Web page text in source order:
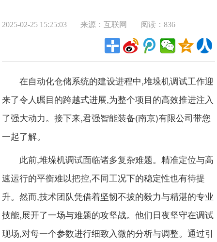
2025-02-25 15:25:03 来源：互联网 阅读：836
在自动化仓储系统的建设进程中,堆垛机调试工作迎
来了令人瞩目的跨越式进展,为整个项目的高效推进注入
了强大动力。接下来,君强智能装备(南京)有限公司带您
一起了解。
此前,堆垛机调试面临诸多复杂难题。精准定位与高
速运行的平衡难以把控,不同工况下的稳定性也有待提
升。然而,技术团队凭借着坚韧不拔的毅力与精湛的专业
技能,展开了一场与难题的攻坚战。他们日夜坚守在调试
现场,对每一个参数进行细致入微的分析与调整。通过引